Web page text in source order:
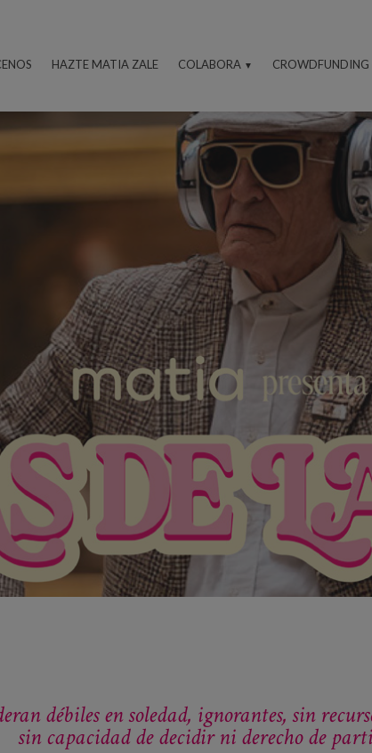
HAZTE MATIA ZALE COLABORA CROWDFUNDING
débiles en soledad, ignorantes, sin
sin capacidad de decidir ni derecho de